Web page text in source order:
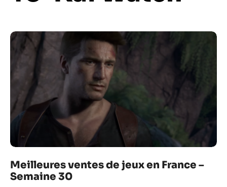
Meilleures ventes de jeux en France –
Semaine 30